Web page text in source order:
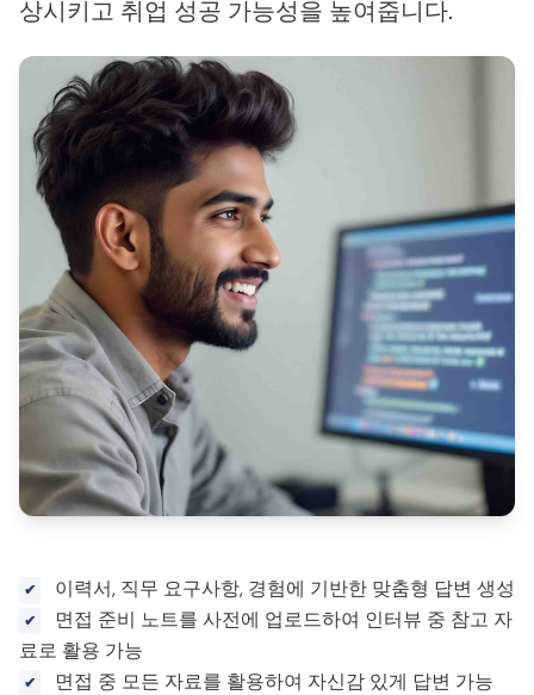
상시키고 취업 성공 가능성을 높여줍니다.
이력서, 직무 요구사항, 경험에 기반한 맞춤형 답변 생성
면접 준비 노트를 사전에 업로드하여 인터뷰 중 참고 자
료로 활용 가능
면접 중 모든 자료를 활용하여 자신감 있게 답변 가능